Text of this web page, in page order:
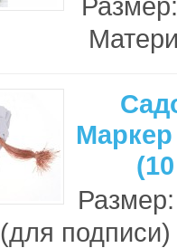
(для